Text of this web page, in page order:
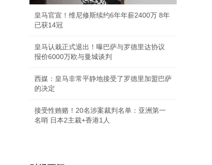
皇马官宣！维尼修斯续约6年年薪2400万 8年
已获14冠
皇马认栽正式退出！曝巴萨与罗德里达协议
报价6000万欧与曼城谈判
西媒：皇马非常平静地接受了罗德里加盟巴萨
的决定
接受性贿赂！20名涉案裁判名单：亚洲第一
名哨 日本2主裁+香港1人